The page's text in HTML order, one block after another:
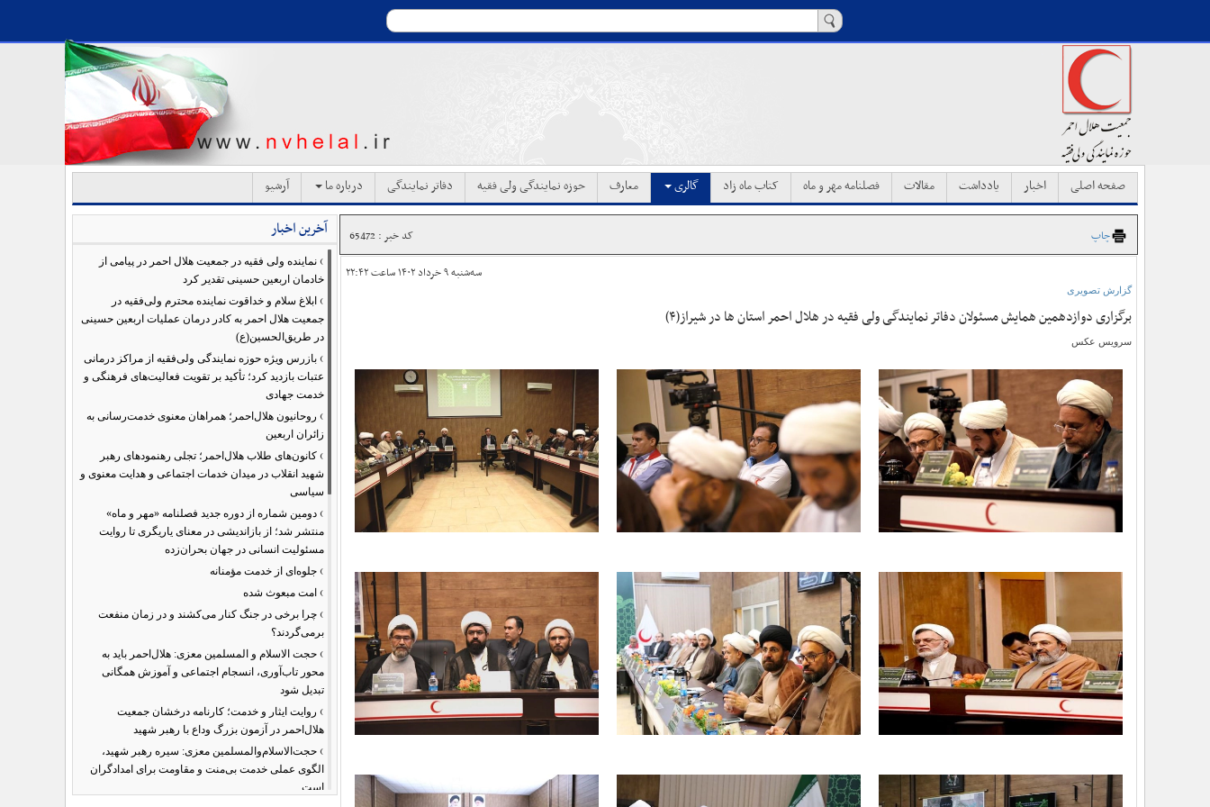
صفحه اصلی اخبار یادداشت مقالات فصلنامه مهر و ماه کتاب ماه زاد گالری معارف حوزه نمایندگی ولی فقیه دفاتر نمایندگی درباره ما آرشیو
چاپ کد خبر : 65472
گزارش تصویری
برگزاری دوازدهمین همایش مسئولان دفاتر نمایندگی ولی فقیه در هلال احمر استان ها در شیراز(۴)
سرویس عکس
سه‌شنبه ۹ خرداد ۱۴۰۲ ساعت ۲۲:۴۲
آخرین اخبار
› نماینده ولی فقیه در جمعیت هلال احمر در پیامی از
خادمان اربعین حسینی تقدیر کرد
› ابلاغ سلام و خداقوت نماینده محترم ولی‌فقیه در
جمعیت هلال احمر به کادر درمان عملیات اربعین حسینی
در طریق‌الحسین(ع)
› بازرس ویژه حوزه نمایندگی ولی‌فقیه از مراکز درمانی
عتبات بازدید کرد؛ تأکید بر تقویت فعالیت‌های فرهنگی و
خدمت جهادی
› روحانیون هلال‌احمر؛ همراهان معنوی خدمت‌رسانی به
زائران اربعین
› کانون‌های طلاب هلال‌احمر؛ تجلی رهنمودهای رهبر
شهید انقلاب در میدان خدمات اجتماعی و هدایت معنوی و
سیاسی
› دومین شماره از دوره جدید فصلنامه «مهر و ماه»
منتشر شد؛ از بازاندیشی در معنای یاریگری تا روایت
مسئولیت انسانی در جهان بحران‌زده
› جلوه‌ای از خدمت مؤمنانه
› امت مبعوث شده
› چرا برخی در جنگ کنار می‌کشند و در زمان منفعت
برمی‌گردند؟
› حجت الاسلام و المسلمین معزی: هلال‌احمر باید به
محور تاب‌آوری، انسجام اجتماعی و آموزش همگانی
تبدیل شود
› روایت ایثار و خدمت؛ کارنامه درخشان جمعیت
هلال‌احمر در آزمون بزرگ وداع با رهبر شهید
› حجت‌الاسلام‌والمسلمین معزی: سیره رهبر شهید،
الگوی عملی خدمت بی‌منت و مقاومت برای امدادگران
است